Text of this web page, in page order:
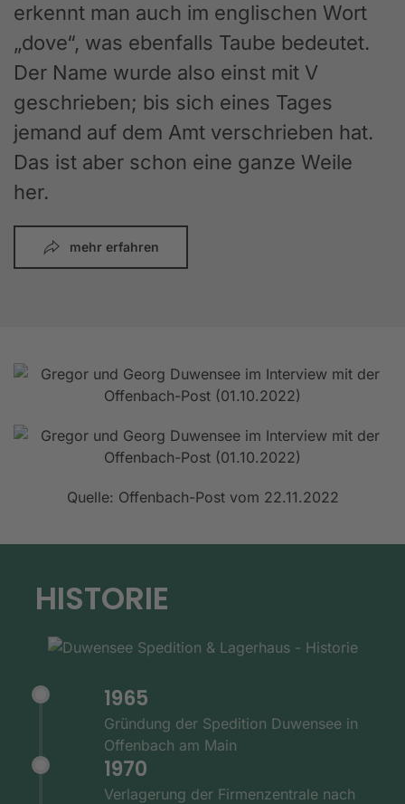
erkennt man auch im englischen Wort
„dove“, was ebenfalls Taube bedeutet.
Der Name wurde also einst mit V
geschrieben; bis sich eines Tages
jemand auf dem Amt verschrieben hat.
Das ist aber schon eine ganze Weile
her.
mehr erfahren
Quelle: Offenbach-Post vom 22.11.2022
HISTORIE
1965
Gründung der Spedition Duwensee in
Offenbach am Main
1970
Verlagerung der Firmenzentrale nach